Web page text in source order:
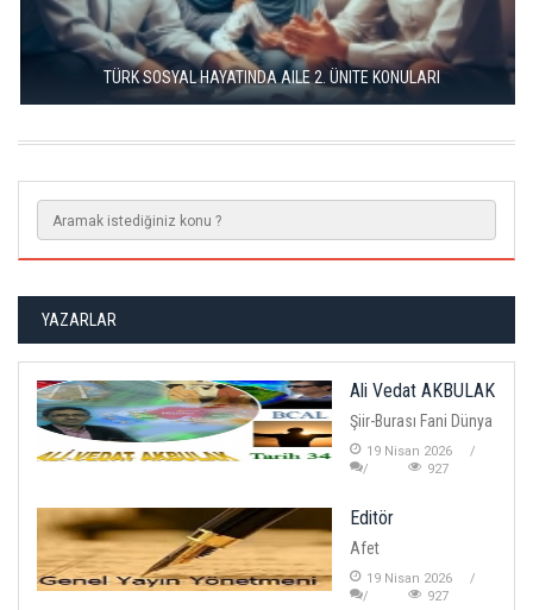
TÜRK SOSYAL HAYATINDA AILE 2. ÜNITE KONULARI
YAZARLAR
Ali Vedat AKBULAK
Şiir-Burası Fani Dünya
19 Nisan 2026
927
Editör
Afet
19 Nisan 2026
927